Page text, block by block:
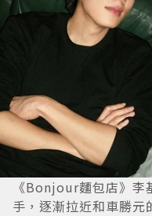
《Bonjour麵包店》李
手，逐漸拉近和車勝